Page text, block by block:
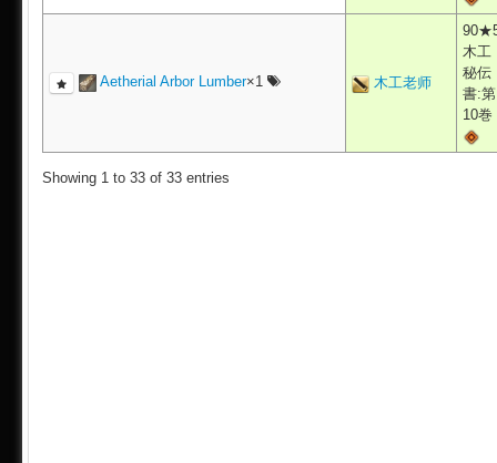
Aetherial Arbor Lumber×1 木工老师
木工
秘伝
書:第
10巻
Showing 1 to 33 of 33 entries